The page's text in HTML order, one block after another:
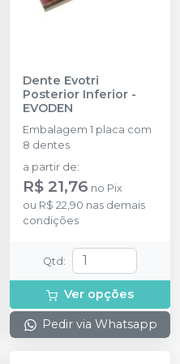
Dente Evotri
Posterior Inferior -
EVODEN
Embalagem 1 placa com
8 dentes
a partir de:
R$ 21,76 no Pix
ou R$ 22,90 nas demais
condições
Qtd :
Ver opções
Pedir via Whatsapp